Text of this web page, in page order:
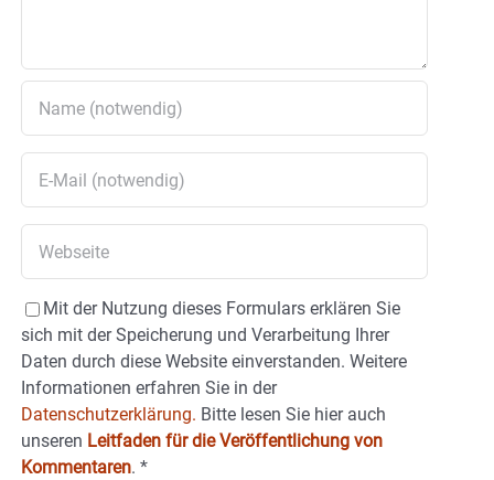
Mit der Nutzung dieses Formulars erklären Sie
sich mit der Speicherung und Verarbeitung Ihrer
Daten durch diese Website einverstanden. Weitere
Informationen erfahren Sie in der
Datenschutzerklärung. Bitte lesen Sie hier auch
unseren Leitfaden für die Veröffentlichung von
Kommentaren. *